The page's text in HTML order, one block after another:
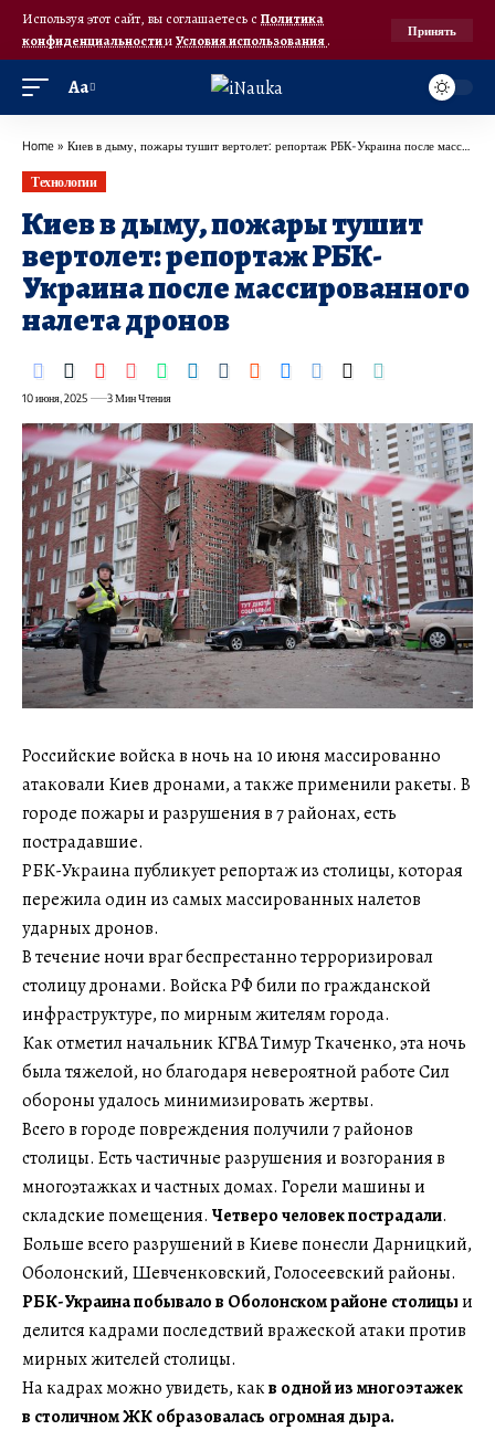
Используя этот сайт, вы соглашаетесь с Политика
конфиденциальностииУсловия использования.
Принять
Аа
Home » Киев в дыму, пожары тушит вертолет: репортаж РБК-Украина после массированного налета дронов
Технологии
Киев в дыму, пожары тушит
вертолет: репортаж РБК-
Украина после массированного
налета дронов
10 июня, 2025 3 Мин Чтения
Российские войска в ночь на 10 июня массированно
атаковали Киев дронами, а также применили ракеты. В
городе пожары и разрушения в 7 районах, есть
пострадавшие.
РБК-Украина публикует репортаж из столицы, которая
пережила один из самых массированных налетов
ударных дронов.
В течение ночи враг беспрестанно терроризировал
столицу дронами. Войска РФ били по гражданской
инфраструктуре, по мирным жителям города.
Как отметил начальник КГВА Тимур Ткаченко, эта ночь
была тяжелой, но благодаря невероятной работе Сил
обороны удалось минимизировать жертвы.
Всего в городе повреждения получили 7 районов
столицы. Есть частичные разрушения и возгорания в
многоэтажках и частных домах. Горели машины и
складские помещения. Четверо человек пострадали.
Больше всего разрушений в Киеве понесли Дарницкий,
Оболонский, Шевченковский, Голосеевский районы.
РБК-Украина побывало в Оболонском районе столицыи
делится кадрами последствий вражеской атаки против
мирных жителей столицы.
На кадрах можно увидеть, какв одной из многоэтажек
в столичном ЖК образовалась огромная дыра.